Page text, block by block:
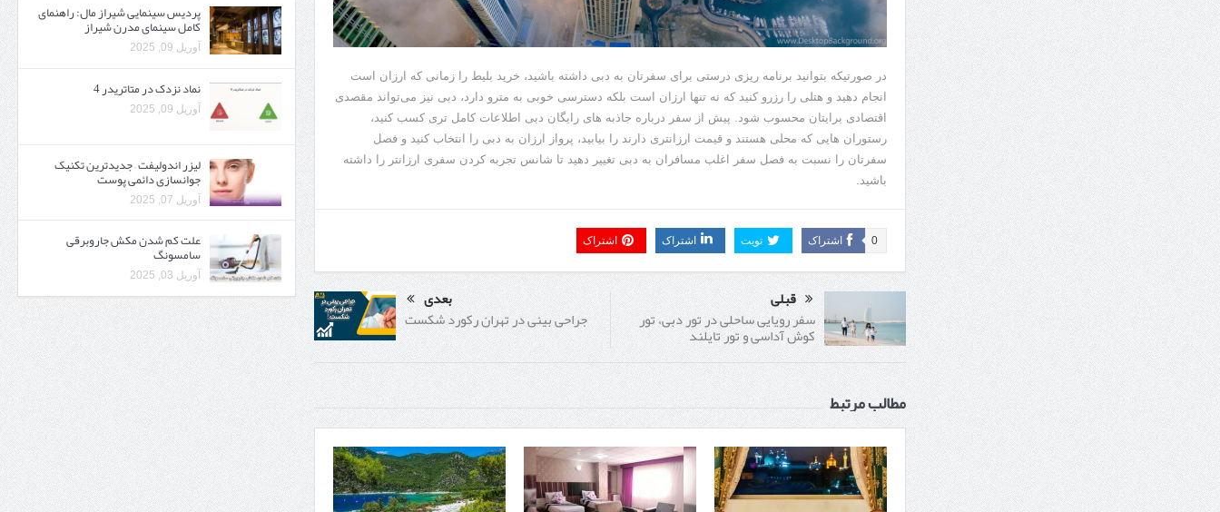
در صورتیکه بتوانید برنامه ریزی درستی برای سفرتان به دبی داشته باشید، خرید بلیط را زمانی که ارزان است
انجام دهید و هتلی را رزرو کنید که نه تنها ارزان است بلکه دسترسی خوبی به مترو دارد، دبی نیز می‌تواند مقصدی
اقتصادی برایتان محسوب شود. پیش از سفر درباره جاذبه های رایگان دبی اطلاعات کامل تری کسب کنید،
رستوران هایی که محلی هستند و قیمت ارزانتری دارند را بیابید، پرواز ارزان به دبی را انتخاب کنید و فصل
سفرتان را نسبت به فصل سفر اغلب مسافران به دبی تغییر دهید تا شانس تجربه کردن سفری ارزانتر را داشته
باشید.
اشتراک 0 تویت اشتراک اشتراک
قبلی
سفر رویایی ساحلی در تور دبی، تور
کوش آداسی و تور تایلند
بعدی
جراحی بینی در تهران رکورد شکست
مطالب مرتبط
پردیس سینمایی شیراز مال: راهنمای
کامل سینمای مدرن شیراز
آوریل 09, 2025
نماد نزدک در متاتریدر 4
آوریل 09, 2025
لیزر اندولیفت – جدیدترین تکنیک
جوانسازی دائمی پوست
آوریل 07, 2025
علت کم شدن مکش جاروبرقی
سامسونگ
آوریل 03, 2025